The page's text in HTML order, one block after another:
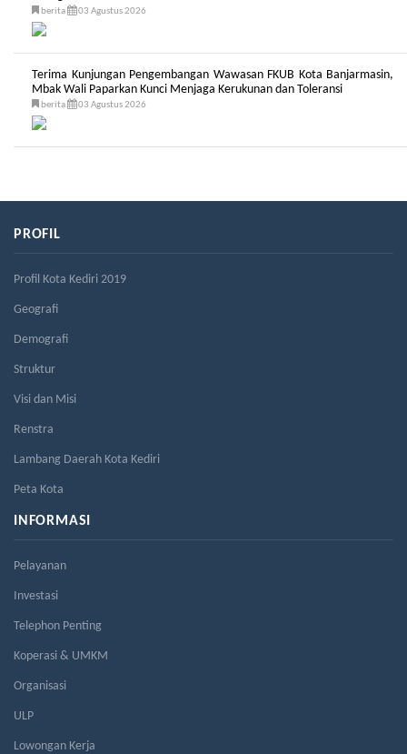
berita 03 Agustus 2026
Terima Kunjungan Pengembangan Wawasan FKUB Kota Banjarmasin,
Mbak Wali Paparkan Kunci Menjaga Kerukunan dan Toleransi
berita 03 Agustus 2026
PROFIL
Profil Kota Kediri 2019
Geografi
Demografi
Struktur
Visi dan Misi
Renstra
Lambang Daerah Kota Kediri
Peta Kota
INFORMASI
Pelayanan
Investasi
Telephon Penting
Koperasi & UMKM
Organisasi
ULP
Lowongan Kerja